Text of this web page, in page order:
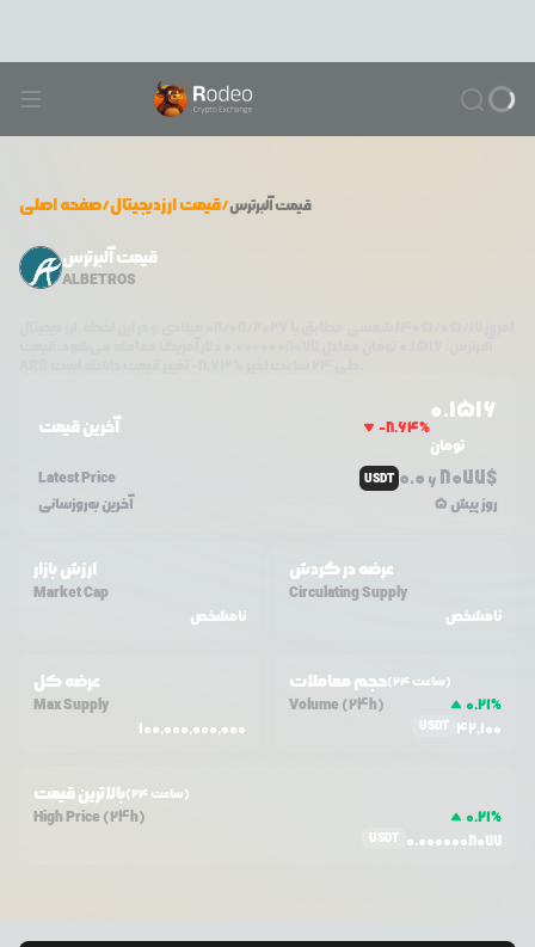
صفحه اصلی/قیمت ارزدیجیتال/ قیمتآلبرترس
قیمت آلبرترس
ALBETROS
آخرین قیمت -8.64%
0.1516
تومان
Latest Price
USDT 0.0 6 8077$
آخرین به‌روزسانی 5 روز پیش
ارزش بازار
Market Cap
نامشخص
عرضه در گردش
Circulating Supply
نامشخص
عرضه کل
Max Supply
100,000,000,000
حجم معاملات (24 ساعت)
Volume (24h) 0.21%
USDT 42,100
بالاترین قیمت (24 ساعت)
High Price (24h) 0.21%
USDT 0.0000008077